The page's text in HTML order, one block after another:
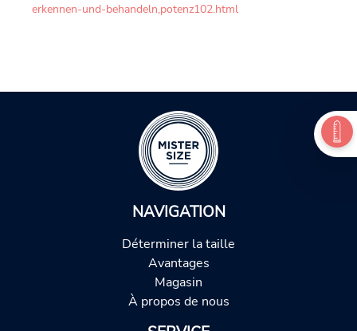
erkennen-und-behandeln,potenz102.html
NAVIGATION
Déterminer la taille
Avantages
Magasin
À propos de nous